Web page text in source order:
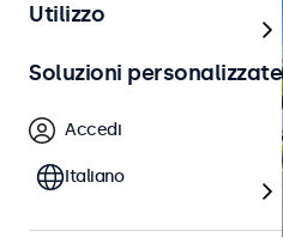
Utilizzo
Soluzioni personalizzate
Accedi
Italiano